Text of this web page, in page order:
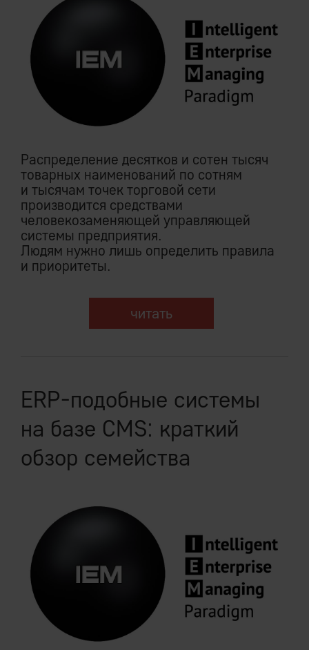
Распределение десятков и сотен тысяч
товарных наименований по сотням
и тысячам точек торговой сети
производится средствами
человекозаменяющей управляющей
системы предприятия.
Людям нужно лишь определить правила
и приоритеты.
читать
ERP-подобные системы
на базе CMS: краткий
обзор семейства